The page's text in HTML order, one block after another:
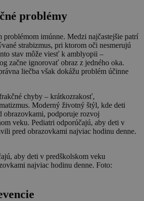
problémy
imúnne. Medzi najčastejšie patrí
strabizmus, pri ktorom oči nesmerujú
stav môže viesť k amblyopii –
začne ignorovať obraz z jedného oka.
liečba však dokážu problém účinne
chyby – krátkozrakosť,
Moderný životný štýl, kde deti
obrazovkami, podporuje rozvoj
veku. Pediatri odporúčajú, aby deti v
pred obrazovkami najviac hodinu denne.
aby deti v predškolskom veku
najviac hodinu denne. Foto: